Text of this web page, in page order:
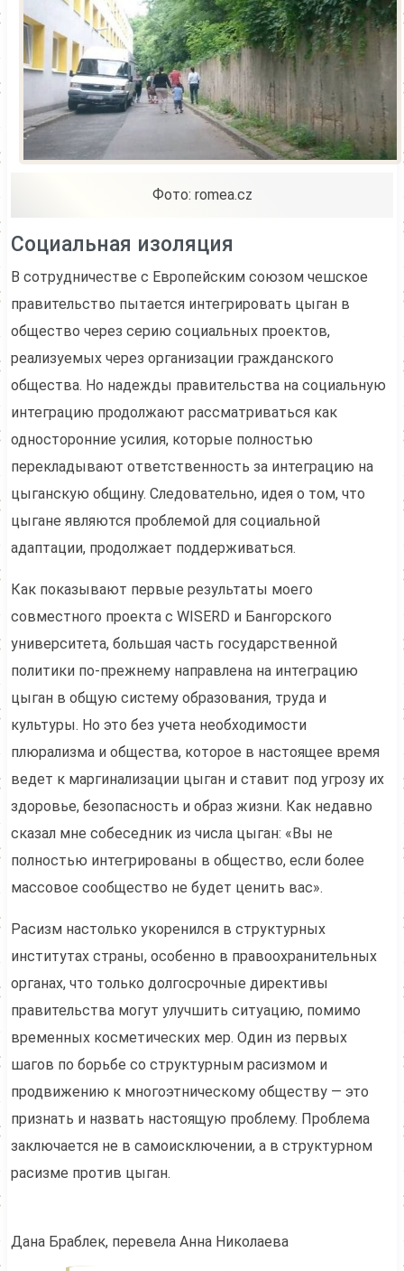
Фото: romea.cz
Социальная изоляция
В сотрудничестве с Европейским союзом чешское
правительство пытается интегрировать цыган в
общество через серию социальных проектов,
реализуемых через организации гражданского
общества. Но надежды правительства на социальную
интеграцию продолжают рассматриваться как
односторонние усилия, которые полностью
перекладывают ответственность за интеграцию на
цыганскую общину. Следовательно, идея о том, что
цыгане являются проблемой для социальной
адаптации, продолжает поддерживаться.
Как показывают первые результаты моего
совместного проекта с WISERD и Бангорского
университета, большая часть государственной
политики по-прежнему направлена на интеграцию
цыган в общую систему образования, труда и
культуры. Но это без учета необходимости
плюрализма и общества, которое в настоящее время
ведет к маргинализации цыган и ставит под угрозу их
здоровье, безопасность и образ жизни. Как недавно
сказал мне собеседник из числа цыган: «Вы не
полностью интегрированы в общество, если более
массовое сообщество не будет ценить вас».
Расизм настолько укоренился в структурных
институтах страны, особенно в правоохранительных
органах, что только долгосрочные директивы
правительства могут улучшить ситуацию, помимо
временных косметических мер. Один из первых
шагов по борьбе со структурным расизмом и
продвижению к многоэтническому обществу — это
признать и назвать настоящую проблему. Проблема
заключается не в самоисключении, а в структурном
расизме против цыган.
Дана Браблек, перевела Анна Николаева